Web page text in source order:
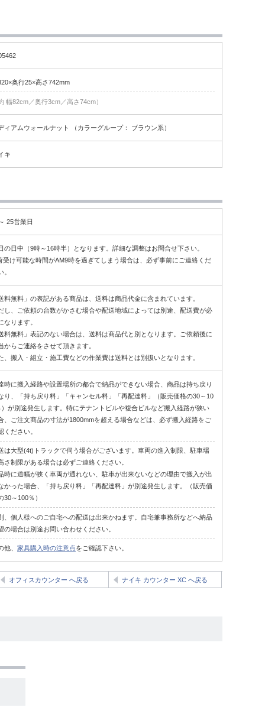
奥行25×高さ742mm
幅82cm／奥行3cm／高さ74cm）
ィアムウォールナット （カラーグループ： ブラウン系）
キ
25営業日
の日中（9時～16時半）となります。詳細な調整はお問合せ下さい。
受け可能な時間がAM9時を過ぎてしまう場合は、必ず事前にご連絡くだ
。
料無料」の表記がある商品は、送料は商品代金に含まれています。
し、ご依頼の台数がかさむ場合や配送地域によっては別途、配送費が必
なります。
送料無料」表記のない場合は、送料は商品代と別となります。ご依頼後に
からご連絡をさせて頂きます。
、搬入・組立・施工費などの作業費は送料とは別扱いとなります。
時に搬入経路や設置場所の都合で納品ができない場合、商品は持ち戻り
り、「持ち戻り料」「キャンセル料」「再配達料」（販売価格の30～10
）が別途発生します。特にテナントビルや複合ビルなど搬入経路が狭い
、ご注文商品の寸法が1800mmを超える場合などは、必ず搬入経路をご
ください。
は大型(4t)トラックで伺う場合がございます。車両の進入制限、駐車場
さ制限がある場合は必ずご連絡ください。
時に道幅が狭く車両が通れない、駐車が出来ないなどの理由で搬入が出
かった場合、「持ち戻り料」「再配達料」が別途発生します。（販売価
30～100％）
、個人様へのご自宅への配送は出来かねます。自宅兼事務所などへ納品
の場合は別途お問い合わせください。
他、 家具購入時の注意点をご確認下さい。
オフィスカウンター へ戻る ナイキ カウンター XC へ戻る